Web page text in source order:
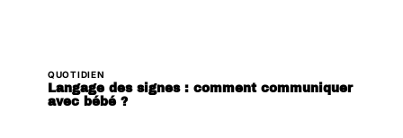
QUOTIDIEN
Langage des signes : comment communiquer
avec bébé ?